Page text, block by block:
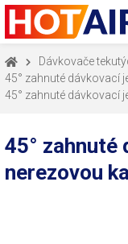
Dávkovače
45° zahnuté dávkovací
45° zahnuté dávkovací
45° zahnuté
nerezovou